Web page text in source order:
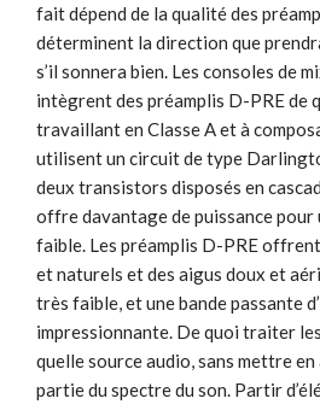
fait dépend de la qualité des
déterminent la direction que
s’il sonnera bien. Les consoles de
intègrent des préamplis D-PRE de
travaillant en Classe A et à
utilisent un circuit de type
deux transistors disposés en
offre davantage de puissance pour
faible. Les préamplis D-PRE
et naturels et des aigus doux et
très faible, et une bande passante
impressionnante. De quoi traiter
quelle source audio, sans mettre
partie du spectre du son. Partir